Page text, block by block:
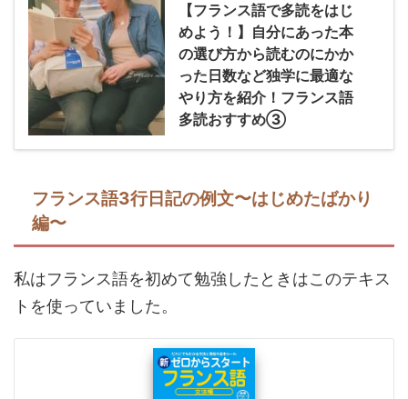
【フランス語で多読をはじ
めよう！】自分にあった本
の選び方から読むのにかか
った日数など独学に最適な
やり方を紹介！フランス語
多読おすすめ③
フランス語3行日記の例文〜はじめたばかり
編〜
私はフランス語を初めて勉強したときはこのテキス
トを使っていました。